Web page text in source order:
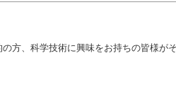
方、科学技術に興味をお持ちの皆様が